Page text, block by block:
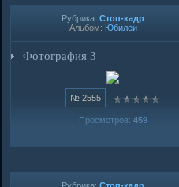
Рубрика: Стоп-кадр
Альбом: Юбилеи
Фотография 3
№ 2555
Просмотров: 459